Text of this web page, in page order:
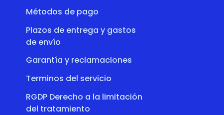
Métodos de pago
Plazos de entrega y gastos
de envío
Garantía y reclamaciones
Terminos del servicio
RGDP Derecho a la limitación
del tratamiento